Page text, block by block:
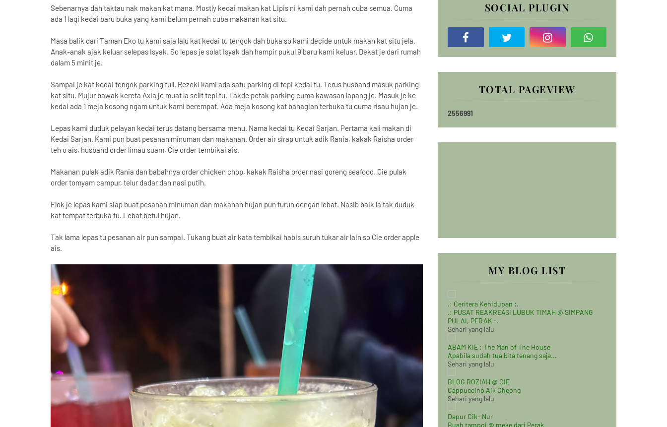
Sebenarnya dah taktau nak makan kat mana. Mostly kedai makan kat Lipis ni kami dah pernah cuba semua. Cuma
ada 1 lagi kedai baru buka yang kami belum pernah cuba makanan kat situ.
Masa balik dari Taman Eko tu kami saja lalu kat kedai tu tengok dah buka so kami decide untuk makan kat situ jela.
Anak-anak ajak keluar selepas Isyak. So lepas je solat Isyak dah hampir pukul 9 baru kami keluar. Dekat je dari rumah
dalam 5 minit je.
Sampai je kat kedai tengok parking full. Rezeki kami ada satu parking di tepi kedai tu. Terus husband masuk parking
kat situ. Mujur bawak kereta Axia je muat la selit tepi tu. Takde petak parking cuma kawasan lapang je. Masuk je ke
kedai ada 1 meja kosong ngam untuk kami berempat. Ada meja kosong kat bahagian terbuka tu cuma risau hujan je.
Lepas kami duduk pelayan kedai terus datang bersama menu. Nama kedai tu Kedai Sarjan. Pertama kali makan di
Kedai Sarjan. Kami pun buat pesanan minuman dan makanan. Order air sirap untuk adik Rania, kakak Raisha order
teh o ais, husband order limau suam, Cie order tembikai ais.
Makanan pulak adik Rania dan babahnya order chicken chop, kakak Raisha order nasi goreng seafood. Cie pulak
order tomyam campur, telur dadar dan nasi putih.
Elok je lepas kami siap buat pesanan minuman dan makanan hujan pun turun dengan lebat. Nasib baik la tak duduk
kat tempat terbuka tu. Lebat betul hujan.
Tak lama lepas tu pesanan air pun sampai. Tukang buat air kata tembikai habis suruh tukar air lain so Cie order apple
ais.
SOCIAL PLUGIN
TOTAL PAGEVIEW
2556991
MY BLOG LIST
.: Ceritera Kehidupan :.
.: PUSAT REAKREASI LUBUK TIMAH @ SIMPANG
PULAI, PERAK :.
Sehari yang lalu
ABAM KIE : The Man of The House
Apabila sudah tua kita tenang saja...
Sehari yang lalu
BLOG ROZIAH @ CIE
Cappuccino Aik Cheong
Sehari yang lalu
Dapur Cik- Nur
Buah tampoi @ meke dari Perak